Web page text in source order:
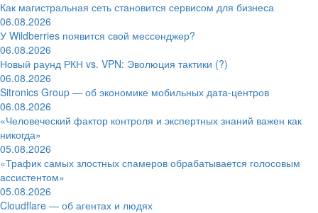
Как магистральная сеть становится сервисом для бизнеса
06.08.2026
У Wildberries появится свой мессенджер?
06.08.2026
Новый раунд РКН vs. VPN: Эволюция тактики (?)
06.08.2026
Sitronics Group — об экономике мобильных дата-центров
06.08.2026
«Человеческий фактор контроля и экспертных знаний важен как
никогда»
05.08.2026
«Трафик самых злостных спамеров обрабатывается голосовым
ассистентом»
05.08.2026
Cloudflare — об агентах и людях